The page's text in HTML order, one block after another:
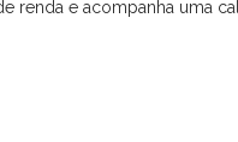
renda e acompanha uma